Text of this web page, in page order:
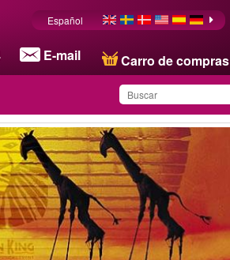
E-mail Carro de compras
Español
Ha guardado este
producto en su lista